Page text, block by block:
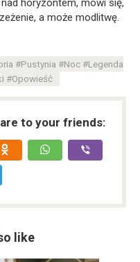
horyzontem, mówi się,
a może modlitwę.
#Pustynia #Noc #Legenda
#Opowieść
to your friends:
like